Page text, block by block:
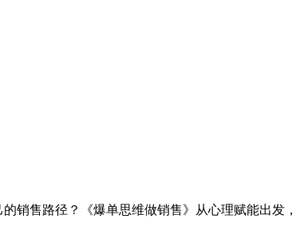
销售路径？《爆单思维做销售》从心理赋能出发，